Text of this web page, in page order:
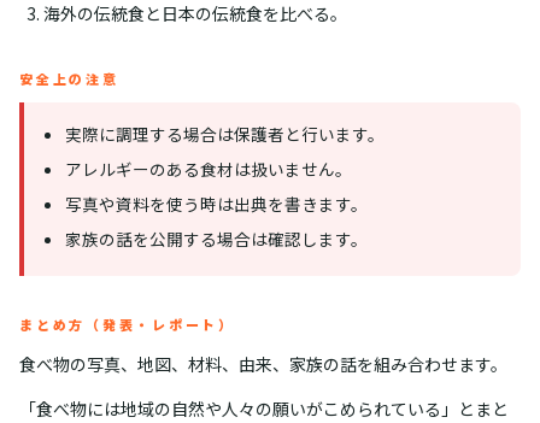
海外の伝統食と日本の伝統食を比べる。
安全上の注意
実際に調理する場合は保護者と行います。
アレルギーのある食材は扱いません。
写真や資料を使う時は出典を書きます。
家族の話を公開する場合は確認します。
まとめ方（発表・レポート）
食べ物の写真、地図、材料、由来、家族の話を組み合わせます。
「食べ物には地域の自然や人々の願いがこめられている」とまと